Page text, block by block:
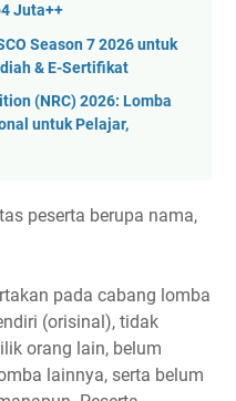
Juta++
Season 7 2026 untuk
& E-Sertifikat
(NRC) 2026: Lomba
untuk Pelajar,
peserta berupa nama,
pada cabang lomba
(orisinal), tidak
orang lain, belum
lainnya, serta belum